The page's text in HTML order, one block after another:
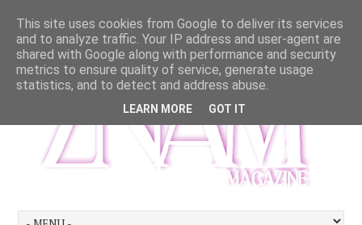
This site uses cookies from Google to deliver its services
and to analyze traffic. Your IP address and user-agent are
shared with Google along with performance and security
metrics to ensure quality of service, generate usage
statistics, and to detect and address abuse.
LEARN MORE GOT IT